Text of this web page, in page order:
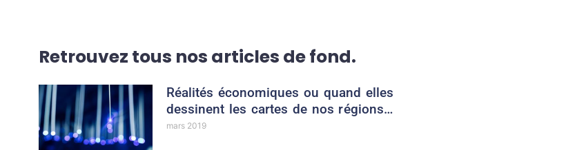
Retrouvez tous nos articles de fond.
Réalités économiques ou quand elles
dessinent les cartes de nos régions…
mars 2019